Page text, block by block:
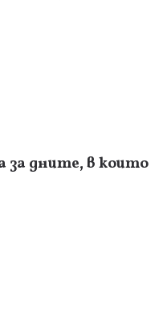
за дните, в които